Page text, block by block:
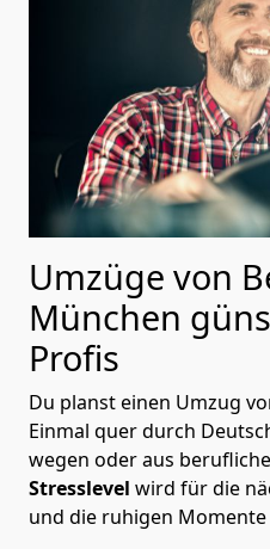
Umzüge von
München
Profis
Du planst einen Umzug
Einmal quer durch
wegen oder aus
Stresslevel wird für die
und die ruhigen